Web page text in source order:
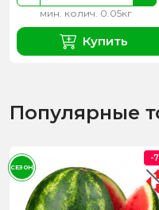
мин. колич. 0.05кг
Купить
Популярные
-
СЕЗОН